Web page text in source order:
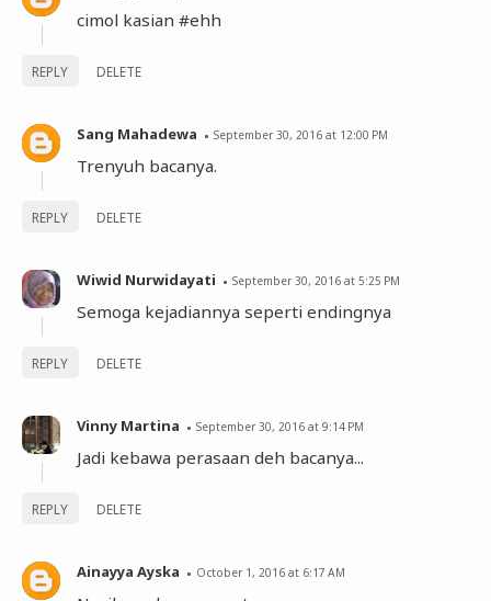
cimol kasian #ehh
REPLY DELETE
Sang Mahadewa September 30, 2016 at 12:00 PM
Trenyuh bacanya.
REPLY DELETE
Wiwid Nurwidayati September 30, 2016 at 5:25 PM
Semoga kejadiannya seperti endingnya
REPLY DELETE
Vinny Martina September 30, 2016 at 9:14 PM
Jadi kebawa perasaan deh bacanya...
REPLY DELETE
Ainayya Ayska October 1, 2016 at 6:17 AM